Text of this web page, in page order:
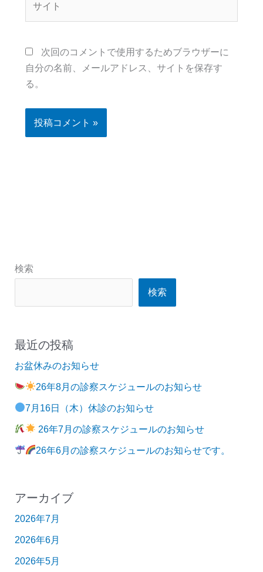
次回のコメントで使用するためブラウザーに
自分の名前、メールアドレス、サイトを保存す
る。
検索
検索
最近の投稿
お盆休みのお知らせ
26年8月の診察スケジュールのお知らせ
7月16日（木）休診のお知らせ
26年7月の診察スケジュールのお知らせ
26年6月の診察スケジュールのお知らせです。
アーカイブ
2026年7月
2026年6月
2026年5月